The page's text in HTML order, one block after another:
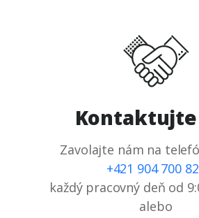
Kontaktujte
Zavolajte nám na
+421 904 700
každý pracovný deň od
alebo